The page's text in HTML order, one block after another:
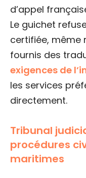
d’appel
Le guichet
certifiée, même
fournis des
exigences de
les services
directement.
Tribunal
procédures
maritimes